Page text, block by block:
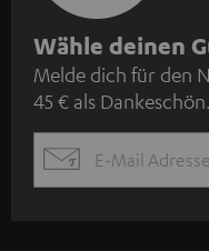
N
e
w
s
l
Wähle deinen
Melde dich für den
45 € als Dankeschön.
EMAIL